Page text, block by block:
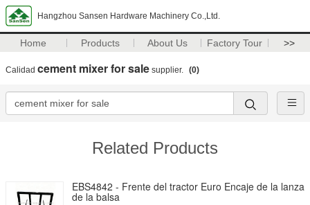
Hangzhou Sansen Hardware Machinery Co.,Ltd.
Home Products About Us Factory Tour >>
Calidad cement mixer for sale supplier. (0)
Related Products
EBS4842 - Frente del tractor Euro Encaje de la lanza
de la balsa